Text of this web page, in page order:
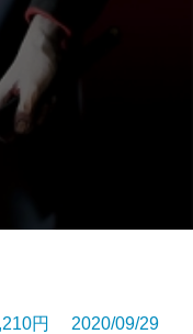
円 2020/09/29